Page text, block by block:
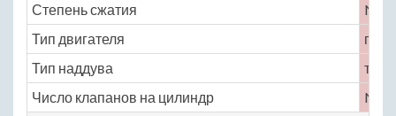
Степень сжатия
No
Тип двигателя
Тип наддува
Число клапанов на цилиндр
No